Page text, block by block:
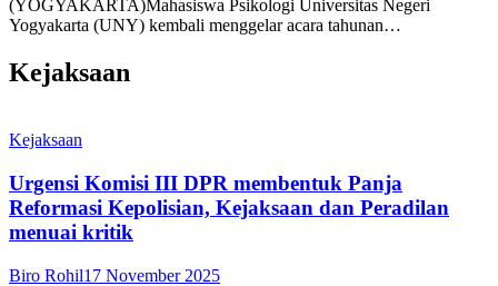
(YOGYAKARTA)Mahasiswa Psikologi Universitas Negeri
Yogyakarta (UNY) kembali menggelar acara tahunan…
Kejaksaan
Kejaksaan
Urgensi Komisi III DPR membentuk Panja
Reformasi Kepolisian, Kejaksaan dan Peradilan
menuai kritik
Biro Rohil17 November 2025